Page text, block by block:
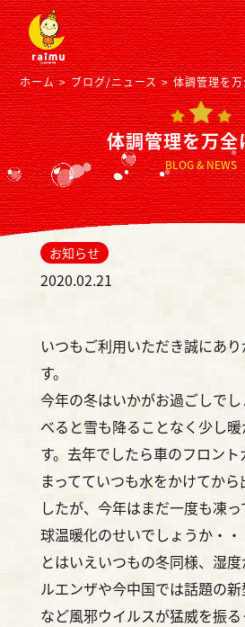
ホーム ブログ/ニュース 体調管理を
体調管理を万全
BLOG & NEWS
お知らせ
2020.02.21
いつもご利用いただき誠にあ
す。
今年の冬はいかがお過ごしで
べると雪も降ることなく少し
す。去年でしたら車のフロン
まってていつも水をかけてか
したが、今年はまだ一度も凍
球温暖化のせいでしょうか・・
とはいえいつもの冬同様、湿
ルエンザや今中国では話題の
など風邪ウイルスが猛威を振